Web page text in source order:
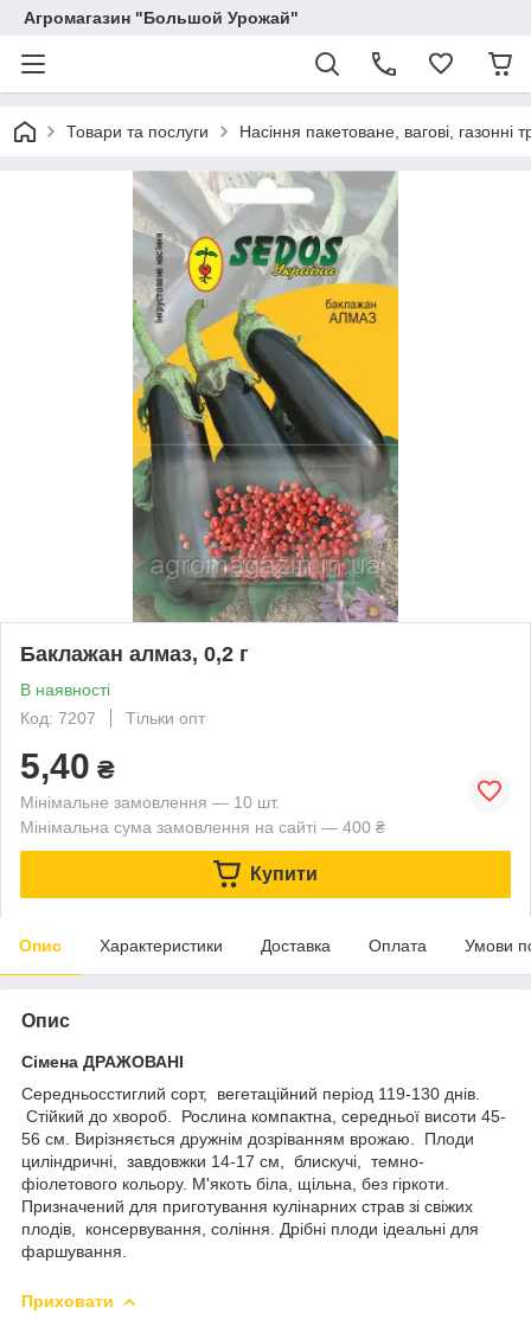
Агромагазин "Большой Урожай"
Товари та послуги Насіння пакетоване, вагові, газонні
Баклажан алмаз, 0,2 г
В наявності
Код: 7207
Тільки опт
5,40 ₴
Мінімальне замовлення — 10 шт.
Мінімальна сума замовлення на сайті — 400 ₴
Купити
Опис Характеристики Доставка Оплата Умови
Опис
Сімена ДРАЖОВАНІ
Середньосстиглий сорт, вегетаційний період 119-130 днів.
Стійкий до хвороб. Рослина компактна, середньої висоти 45-
56 см. Вирізняється дружнім дозріванням врожаю. Плоди
циліндричні, завдовжки 14-17 см, блискучі, темно-
фіолетового кольору. М'якоть біла, щільна, без гіркоти.
Призначений для приготування кулінарних страв зі свіжих
плодів, консервування, соління. Дрібні плоди ідеальні для
фаршування.
Приховати